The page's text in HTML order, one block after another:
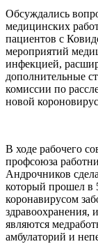
Обсуждались
медицинских
пациентов с
мероприятий
инфекцией,
дополнительные
комиссии по
новой
В ходе рабочего
профсоюза
Андрочников
который прошел в
коронавирусом
здравоохранения,
являются
амбулаторий и